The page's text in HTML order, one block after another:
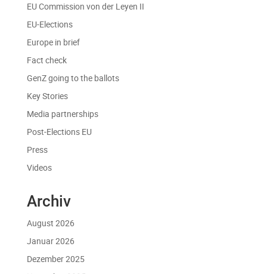
EU Commission von der Leyen II
EU-Elections
Europe in brief
Fact check
GenZ going to the ballots
Key Stories
Media partnerships
Post-Elections EU
Press
Videos
Archiv
August 2026
Januar 2026
Dezember 2025